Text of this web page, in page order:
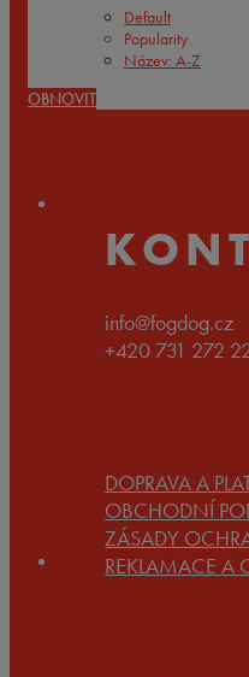
Default
Popularity
Název: A-Z
OBNOVIT
info@fogdog.cz
+420 731 272
DOPRAVA A
OBCHODNÍ
ZÁSADY
REKLAMACE A